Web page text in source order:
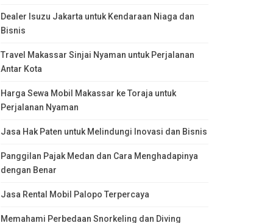
Dealer Isuzu Jakarta untuk Kendaraan Niaga dan
Bisnis
Travel Makassar Sinjai Nyaman untuk Perjalanan
Antar Kota
Harga Sewa Mobil Makassar ke Toraja untuk
Perjalanan Nyaman
Jasa Hak Paten untuk Melindungi Inovasi dan Bisnis
Panggilan Pajak Medan dan Cara Menghadapinya
dengan Benar
Jasa Rental Mobil Palopo Terpercaya
Memahami Perbedaan Snorkeling dan Diving